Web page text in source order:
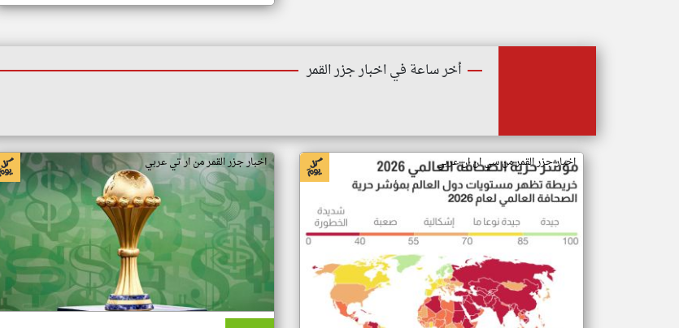
أخر ساعة في اخبار جزر القمر
اخبار جزر القمر من سي ان ان عربي اخبار جزر القمر من ار تي عربي